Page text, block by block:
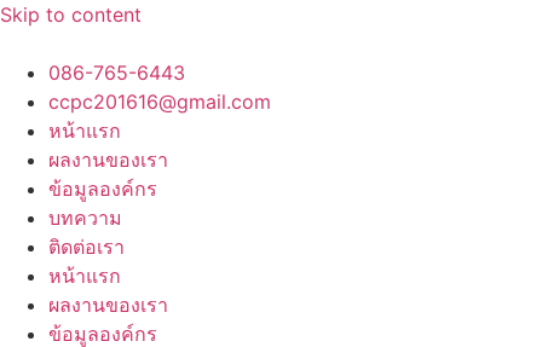
Skip to content
086-765-6443
ccpc201616@gmail.com
หน้าแรก
ผลงานของเรา
ข้อมูลองค์กร
บทความ
ติดต่อเรา
หน้าแรก
ผลงานของเรา
ข้อมูลองค์กร